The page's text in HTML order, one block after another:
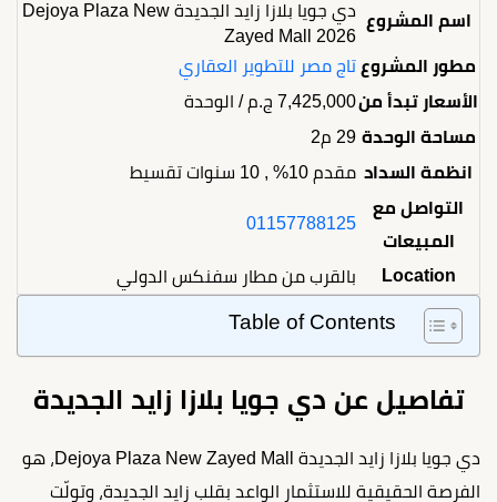
اسم المشروع
دي جويا بلازا زايد الجديدة Dejoya Plaza New
Zayed Mall 2026
مطور المشروع تاج مصر للتطوير العقاري
الأسعار تبدأ من7,425,000 ج.م / الوحدة
مساحة الوحدة 29 م2
انظمة السداد مقدم 10% , 10 سنوات تقسيط
التواصل مع
المبيعات
01157788125
Location بالقرب من مطار سفنكس الدولي
Table of Contents
تفاصيل عن دي جويا بلازا زايد الجديدة
دي جويا بلازا زايد الجديدة Dejoya Plaza New Zayed Mall، هو
الفرصة الحقيقية للاستثمار الواعد بقلب زايد الجديدة، وتولّت